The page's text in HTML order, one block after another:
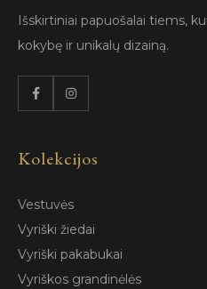
Išskirtiniai papuošalai tiems,
kokybę ir unikalų dizainą.
Kolekcijos
Vestuvės
Vyriški žiedai
Vyriški pakabukai
Vyriškos grandinėlės